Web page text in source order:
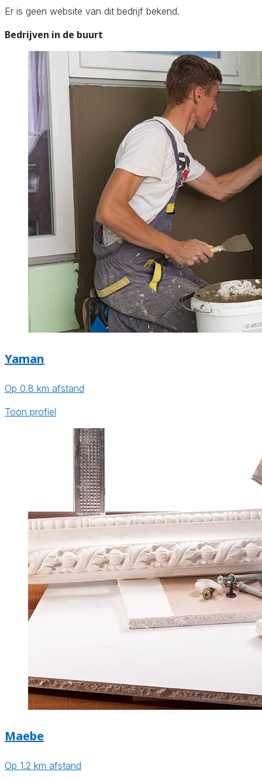
Er is geen website van dit bedrijf bekend.
Bedrijven in de buurt
Yaman
Op 0.8 km afstand
Toon profiel
Maebe
Op 1.2 km afstand